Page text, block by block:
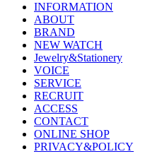
INFORMATION
ABOUT
BRAND
NEW WATCH
Jewelry&Stationery
VOICE
SERVICE
RECRUIT
ACCESS
CONTACT
ONLINE SHOP
PRIVACY&POLICY